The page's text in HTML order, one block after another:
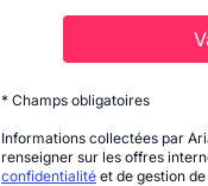
* Champs obligatoires
Informations collectées par
renseigner sur les offres
confidentialité et de gestion